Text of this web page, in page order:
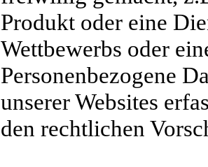
Produkt oder eine
Wettbewerbs oder
Personenbezogene
unserer Websites
den rechtlichen